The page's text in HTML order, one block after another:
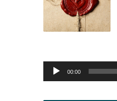
Lecteur
audio
00:00